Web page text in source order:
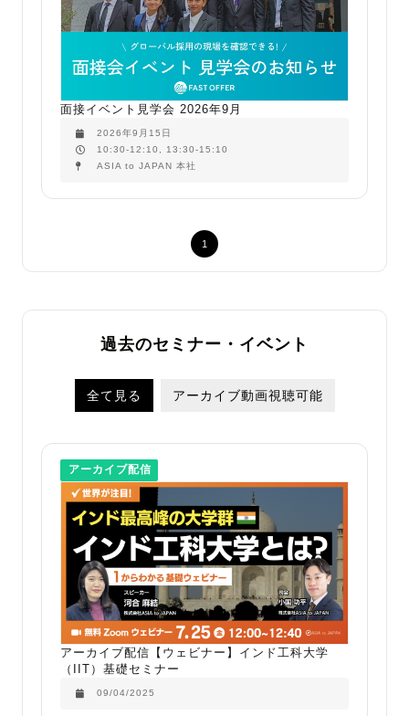
面接イベント見学会 2026年9月
2026年9月15日
10:30-12:10, 13:30-15:10
ASIA to JAPAN 本社
1
過去のセミナー・イベント
全て見る アーカイブ動画視聴可能
アーカイブ配信
アーカイブ配信【ウェビナー】インド工科大学
（IIT）基礎セミナー
09/04/2025